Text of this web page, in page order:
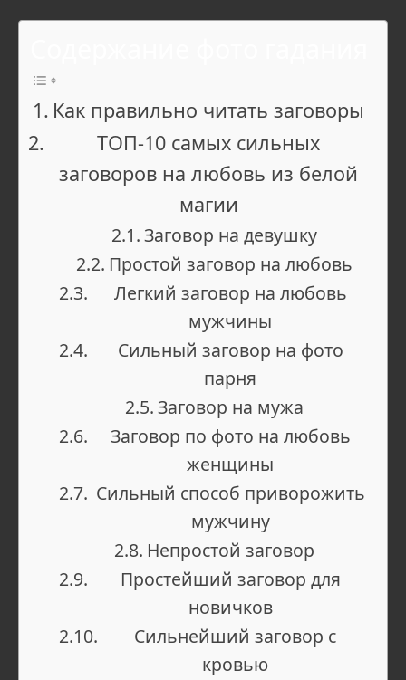
Как правильно читать заговоры
ТОП-10 самых сильных
заговоров на любовь из белой
магии
Заговор на девушку
Простой заговор на любовь
Легкий заговор на любовь
мужчины
Сильный заговор на фото
парня
Заговор на мужа
Заговор по фото на любовь
женщины
Сильный способ приворожить
мужчину
Непростой заговор
Простейший заговор для
новичков
Сильнейший заговор с
кровью